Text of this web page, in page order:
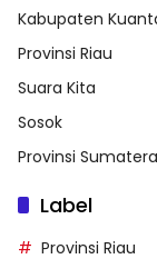
Kabupaten
Provinsi Riau
Suara Kita
Sosok
Provinsi
Label
Provinsi Riau